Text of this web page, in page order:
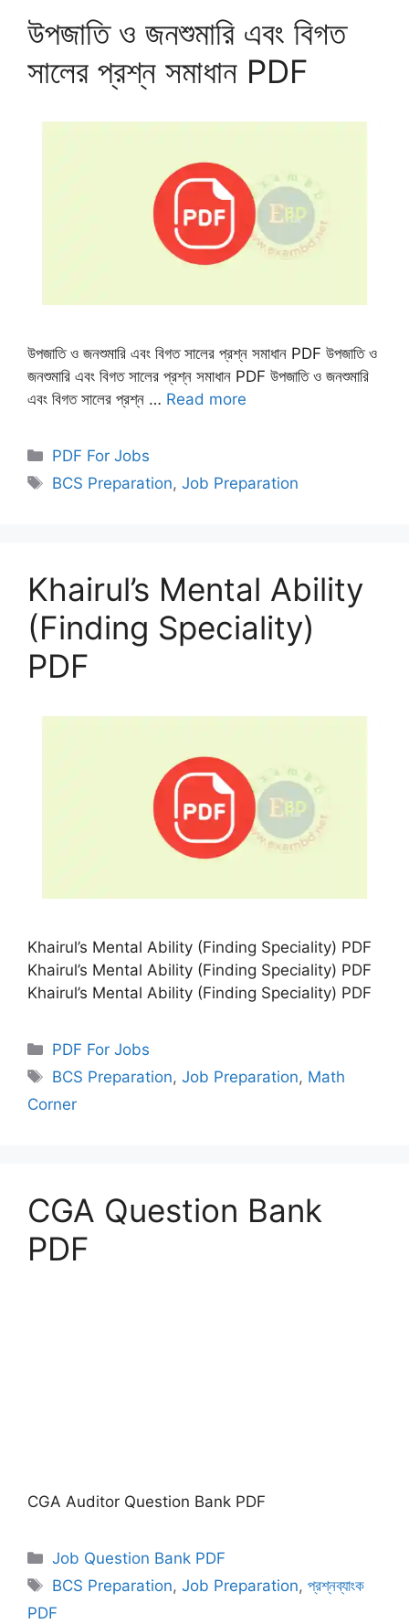
উপজাতি ও জনশুমারি এবং বিগত
সালের প্রশ্ন সমাধান PDF
উপজাতি ও জনশুমারি এবং বিগত সালের প্রশ্ন সমাধান PDF উপজাতি ও
জনশুমারি এবং বিগত সালের প্রশ্ন সমাধান PDF উপজাতি ও জনশুমারি
এবং বিগত সালের প্রশ্ন … Read more
Categories
PDF For Jobs
Tags
BCS Preparation,Job Preparation
Khairul’s Mental Ability
(Finding Speciality)
PDF
Khairul’s Mental Ability (Finding Speciality) PDF
Khairul’s Mental Ability (Finding Speciality) PDF
Khairul’s Mental Ability (Finding Speciality) PDF
Categories
PDF For Jobs
Tags
BCS Preparation,Job Preparation, Math
Corner
CGA Question Bank
PDF
CGA Auditor Question Bank PDF
Categories
Job Question Bank PDF
Tags
BCS Preparation,Job Preparation,প্রশ্নব্যাংক
PDF